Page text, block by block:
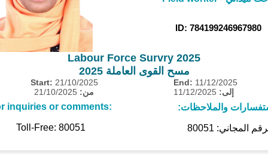
ID: 784199246967980
Labour Force Survry 2025
مسح القوى العاملة 2025
Start: 21/10/2025 End: 11/12/2025
من:
إلى:
inquiries or comments:
والملاحظات:
Toll-Free: 80051
المجاني: 80051